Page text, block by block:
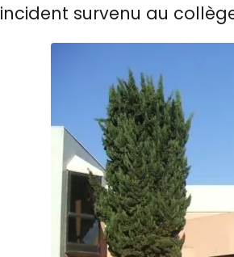
incident survenu au